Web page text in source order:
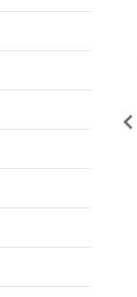
仙台市
公の城下町として